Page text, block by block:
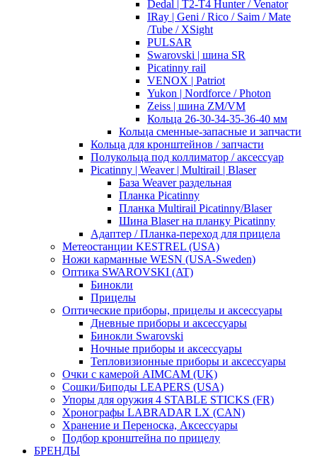
Dedal | T2-T4 Hunter / Venator
IRay | Geni / Rico / Saim / Mate
/Tube / XSight
PULSAR
Swarovski | шина SR
Picatinny rail
VENOX | Patriot
Yukon | Nordforce / Photon
Zeiss | шина ZM/VM
Кольца 26-30-34-35-36-40 мм
Кольца сменные-запасные и запчасти
Кольца для кронштейнов / запчасти
Полукольца под коллиматор / аксессуар
Picatinny | Weaver | Multirail | Blaser
База Weaver раздельная
Планка Picatinny
Планка Multirail Picatinny/Blaser
Шина Blaser на планку Picatinny
Адаптер / Планка-переход для прицела
Метеостанции KESTREL (USA)
Ножи карманные WESN (USA-Sweden)
Оптика SWAROVSKI (AT)
Бинокли
Прицелы
Оптические приборы, прицелы и аксессуары
Дневные приборы и аксессуары
Бинокли Swarovski
Ночные приборы и аксессуары
Тепловизионные приборы и аксессуары
Очки с камерой AIMCAM (UK)
Сошки/Биподы LEAPERS (USA)
Упоры для оружия 4 STABLE STICKS (FR)
Хронографы LABRADAR LX (CAN)
Хранение и Переноска, Аксессуары
Подбор кронштейна по прицелу
БРЕНДЫ